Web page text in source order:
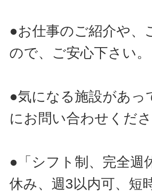
●お仕事のご紹介や、
ので、ご安心下さい。
●気になる施設があっ
にお問い合わせくださ
●「シフト制、完全週
休み、週3以内可、短